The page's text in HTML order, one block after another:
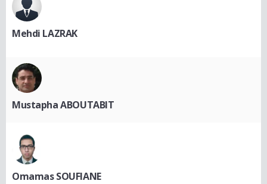
Mehdi LAZRAK
Mustapha ABOUTABIT
Omamas SOUFIANE